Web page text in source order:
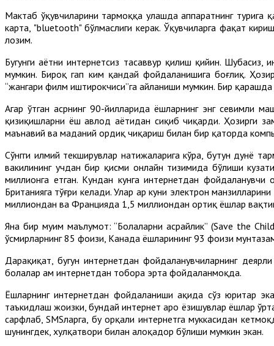
Мактаб ўқувчиларини тармоққа улашда аппаратнинг
карта, "bluetooth" бўлмаслиги керак. Ўқувчиларга фақат
лозим.
Бугунги ҳаётни интернетсиз тасаввур қилиш қийин.
мумкин. Бироқ гап ким қандай фойдаланишига боғлиқ.
“жангари филм иштирокчиси”га айланиши мумкин. Бир
Агар ўтган асрнинг 90-йилларида ёшларнинг энг севимли
қизиқишларни ёш авлод ҳаётидан сиқиб чиқарди. Ҳозирги
маънавий ва маданий ҳордиқ чиқариш билан бир қаторда
Сўнгги илмий текширувлар натижаларига кўра, бутун дунё
вакилининг учдан бир қисми онлайн тизимида бўлиши
миллионга етган. Кундан кунга интернетдан
Британияга тўғри келади. Улар ҳар куни электрон
миллиондан ва Францияда 1,5 миллиондан ортиқ ёшлар
Яна бир муҳим маълумот: “Болаларни асрайлик” (Save the
ўсмирларнинг 85 фоизи, Канада ёшларининг 93 фоизи
Дарҳақиқат, бугун интернетдан фойдаланувчиларнинг
болалар ҳам интернетдан тобора эрта фойдаланмоқда.
Ёшларнинг интернетдан фойдаланиши ҳақида сўз юритар
таъкидлаш жоизки, бундай интернет аро ёзишувлар ёшлар
сарфлаб, SMSларга, бу орқали интернетга муккасидан
шунингдек, хулқ­атвори билан алоқадор бўлиши мумкин экан.